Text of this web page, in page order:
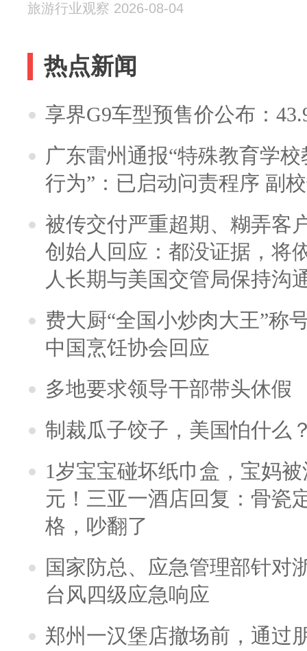
旅游行业观察 2026-08-04
热点新闻
享界G9车型预售价公布：
广东雷州通报“特殊教育学
行为”：已启动问责程序 副
被传交付严重超期、糊弄客
创始人回应：都没证据，将
人长期与美国交管局保持沟
费大厨“全国小炒肉大王”称
中国烹饪协会回应
多地要求领导干部带头休假
制裁瓜子饺子，美国怕什么
1岁宝宝碰坏纸巾盒，宝妈
元！三亚一酒店回复：骨瓷
格，吵翻了
国家防总、应急管理部针对
台风四级应急响应
郑州一汉堡店撤场前，通过